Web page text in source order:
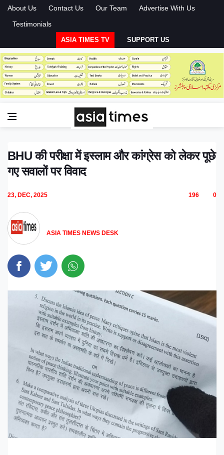
About Us Contact Us Our Team
Advertise With Us
Testimonials
ASIA TIMES TV SUPPORT US
BHU की परीक्षा में इस्लाम और कांग्रेस को लेकर पूछे
गए सवालों पर विवाद
23, DEC, 2025 196 0
ASIA TIMES NEWS DESK